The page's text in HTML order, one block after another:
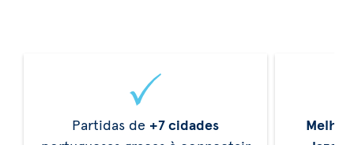
Partidas de +7 cidades